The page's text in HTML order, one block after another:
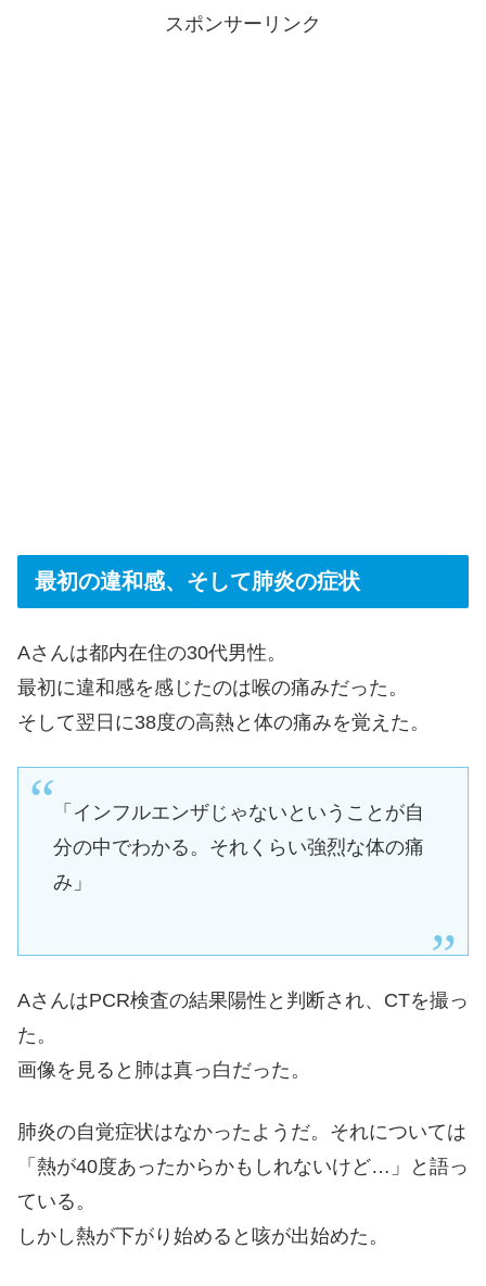
スポンサーリンク
最初の違和感、そして肺炎の症状
Aさんは都内在住の30代男性。
最初に違和感を感じたのは喉の痛みだった。
そして翌日に38度の高熱と体の痛みを覚えた。
「インフルエンザじゃないということが自
分の中でわかる。それくらい強烈な体の痛
み」
AさんはPCR検査の結果陽性と判断され、CTを撮っ
た。
画像を見ると肺は真っ白だった。
肺炎の自覚症状はなかったようだ。それについては
「熱が40度あったからかもしれないけど…」と語っ
ている。
しかし熱が下がり始めると咳が出始めた。